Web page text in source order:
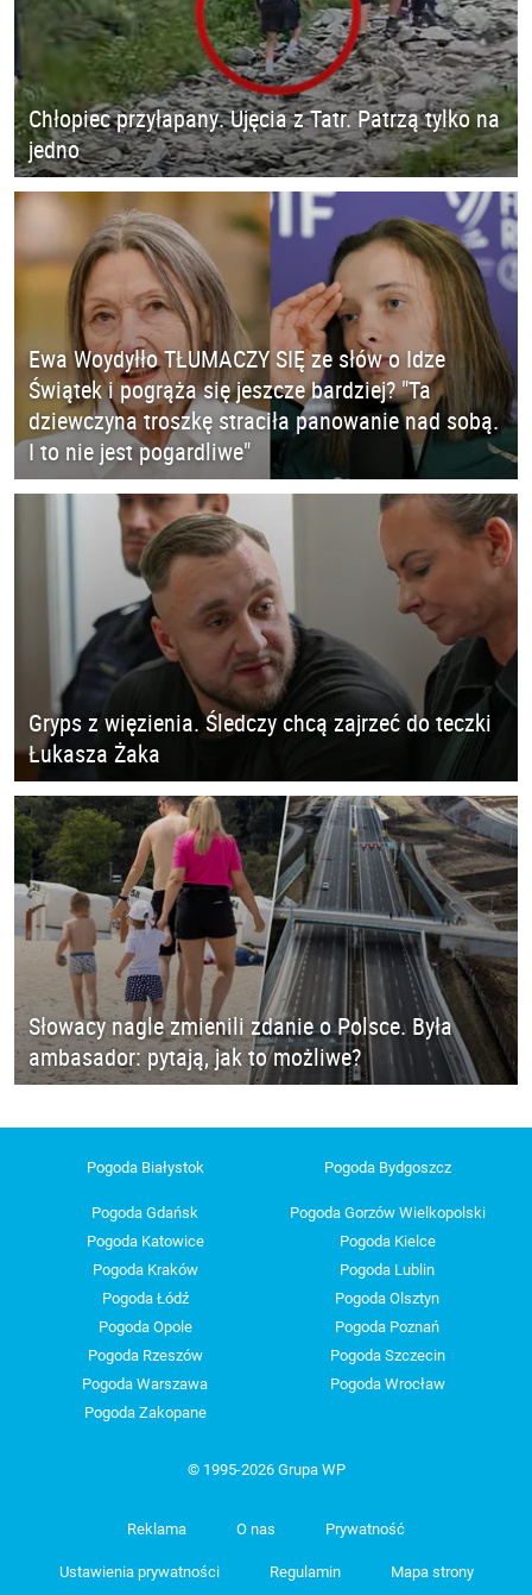
Chłopiec przyłapany. Ujęcia z Tatr. Patrzą tylko na
jedno
Ewa Woydyłło TŁUMACZY SIĘ ze słów o Idze
Świątek i pogrąża się jeszcze bardziej? "Ta
dziewczyna troszkę straciła panowanie nad sobą.
I to nie jest pogardliwe"
Gryps z więzienia. Śledczy chcą zajrzeć do teczki
Łukasza Żaka
Słowacy nagle zmienili zdanie o Polsce. Była
ambasador: pytają, jak to możliwe?
Pogoda Białystok Pogoda Bydgoszcz
Pogoda Gdańsk
Pogoda Gorzów Wielkopolski
Pogoda Katowice
Pogoda Kielce
Pogoda Kraków
Pogoda Lublin
Pogoda Łódź
Pogoda Olsztyn
Pogoda Opole
Pogoda Poznań
Pogoda Rzeszów
Pogoda Szczecin
Pogoda Warszawa
Pogoda Wrocław
Pogoda Zakopane
© 1995-2026 Grupa WP
Reklama O nas Prywatność
Ustawienia prywatności Regulamin Mapa strony